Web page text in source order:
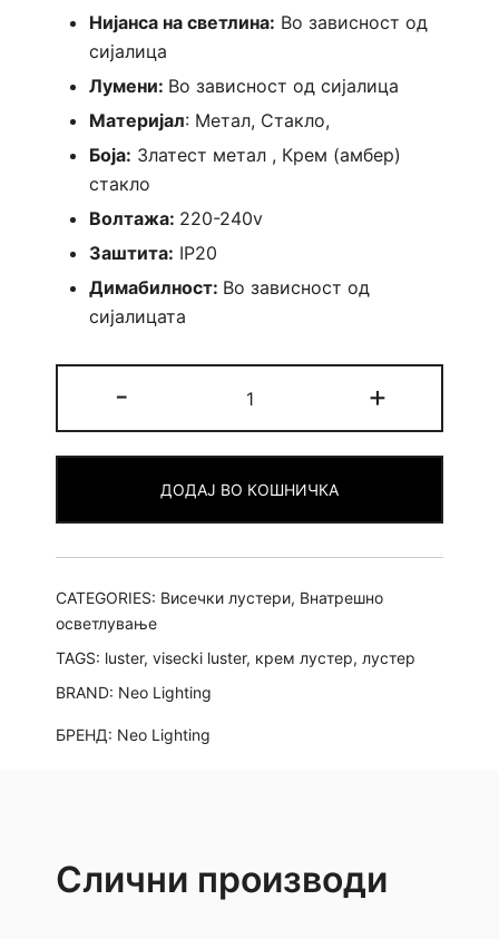
Нијанса на светлина: Во зависност од
сијалица
Лумени: Во зависност од сијалица
Материјал: Метал, Стакло,
Боја: Златест метал , Крем (амбер)
стакло
Волтажа: 220-240v
Заштита: IP20
Димабилност: Во зависност од
сијалицата
-
Банкок
-
quantity
+
ДОДАЈ ВО КОШНИЧКА
CATEGORIES: Висечки лустери, Внатрешно
осветлување
TAGS: luster, visecki luster, крем лустер, лустер
BRAND: Neo Lighting
БРЕНД: Neo Lighting
Слични производи